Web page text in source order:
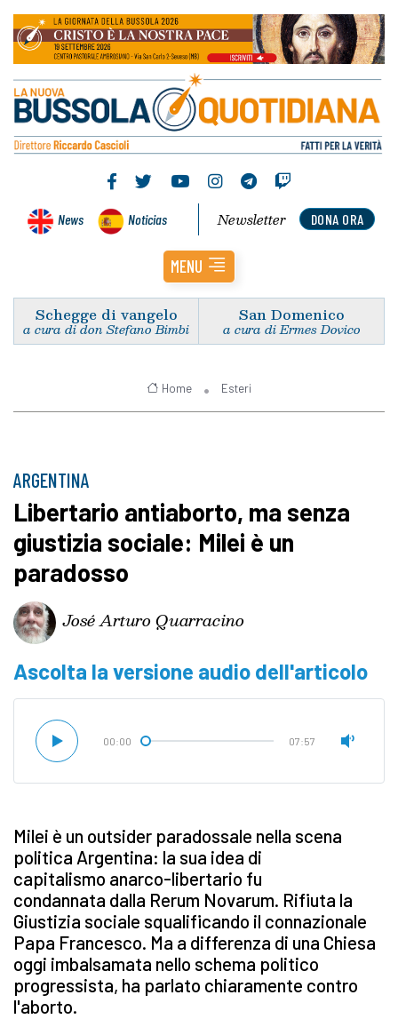
News Noticias DONA ORA
Newsletter
MENU
Schegge di vangelo
a cura di don Stefano Bimbi
San Domenico
a cura di Ermes Dovico
Home Esteri
ARGENTINA
Libertario antiaborto, ma senza
giustizia sociale: Milei è un
paradosso
José Arturo Quarracino
Ascolta la versione audio dell'articolo
00:00 07:57
Milei è un outsider paradossale nella scena
politica Argentina: la sua idea di
capitalismo anarco-libertario fu
condannata dalla Rerum Novarum. Rifiuta la
Giustizia sociale squalificando il connazionale
Papa Francesco. Ma a differenza di una Chiesa
oggi imbalsamata nello schema politico
progressista, ha parlato chiaramente contro
l'aborto.